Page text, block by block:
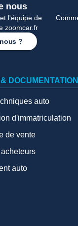
nous
l'équipe de
zoomcar.fr
?
DOCUMENTATION
auto
d'immatriculation
de vente
auto